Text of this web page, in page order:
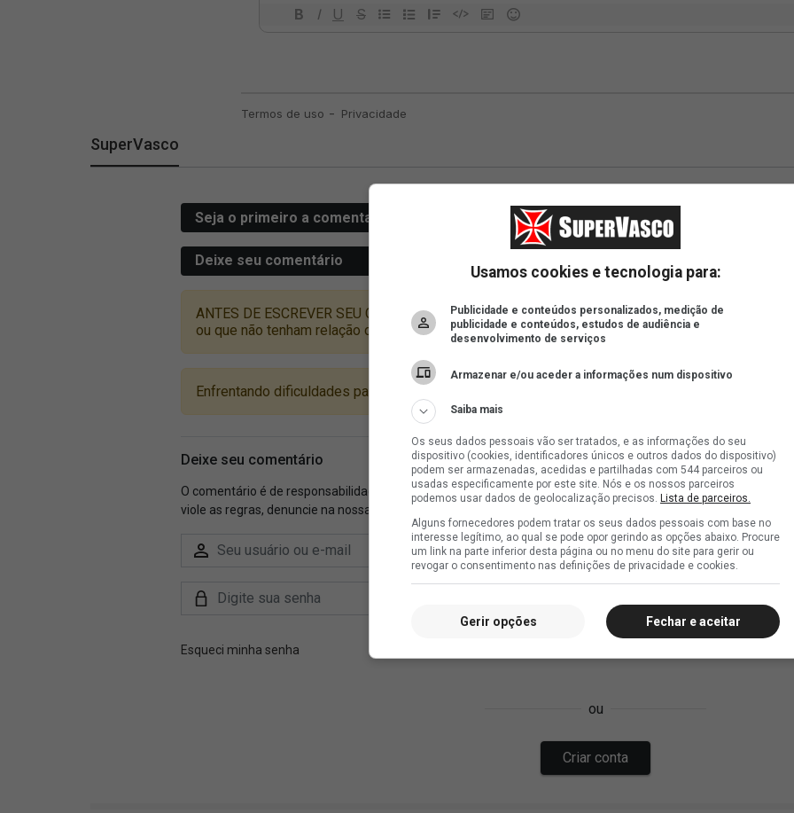
SuperVasco
Usamos cookies e tecnologia para:
Publicidade e conteúdos personalizados, medição de
publicidade e conteúdos, estudos de audiência e
desenvolvimento de serviços
Armazenar e/ou aceder a informações num dispositivo
Saiba mais
Os seus dados pessoais vão ser tratados, e as informações do seu
dispositivo (cookies, identificadores únicos e outros dados do dispositivo)
podem ser armazenadas, acedidas e partilhadas com 544 parceiros ou
usadas especificamente por este site. Nós e os nossos parceiros
podemos usar dados de geolocalização precisos. Lista de parceiros.
Alguns fornecedores podem tratar os seus dados pessoais com base no
interesse legítimo, ao qual se pode opor gerindo as opções abaixo. Procure
um link na parte inferior desta página ou no menu do site para gerir ou
revogar o consentimento nas definições de privacidade e cookies.
Fechar e aceitar
Gerir opções